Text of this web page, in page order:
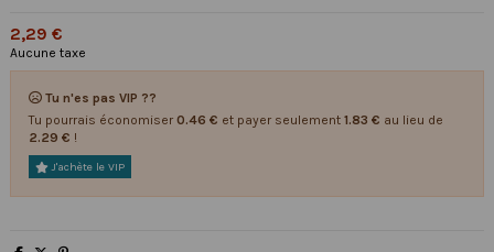
2,29 €
Aucune taxe
Tu n'es pas VIP ??
Tu pourrais économiser 0.46 € et payer seulement 1.83 € au lieu de
2.29 € !
J'achète le VIP